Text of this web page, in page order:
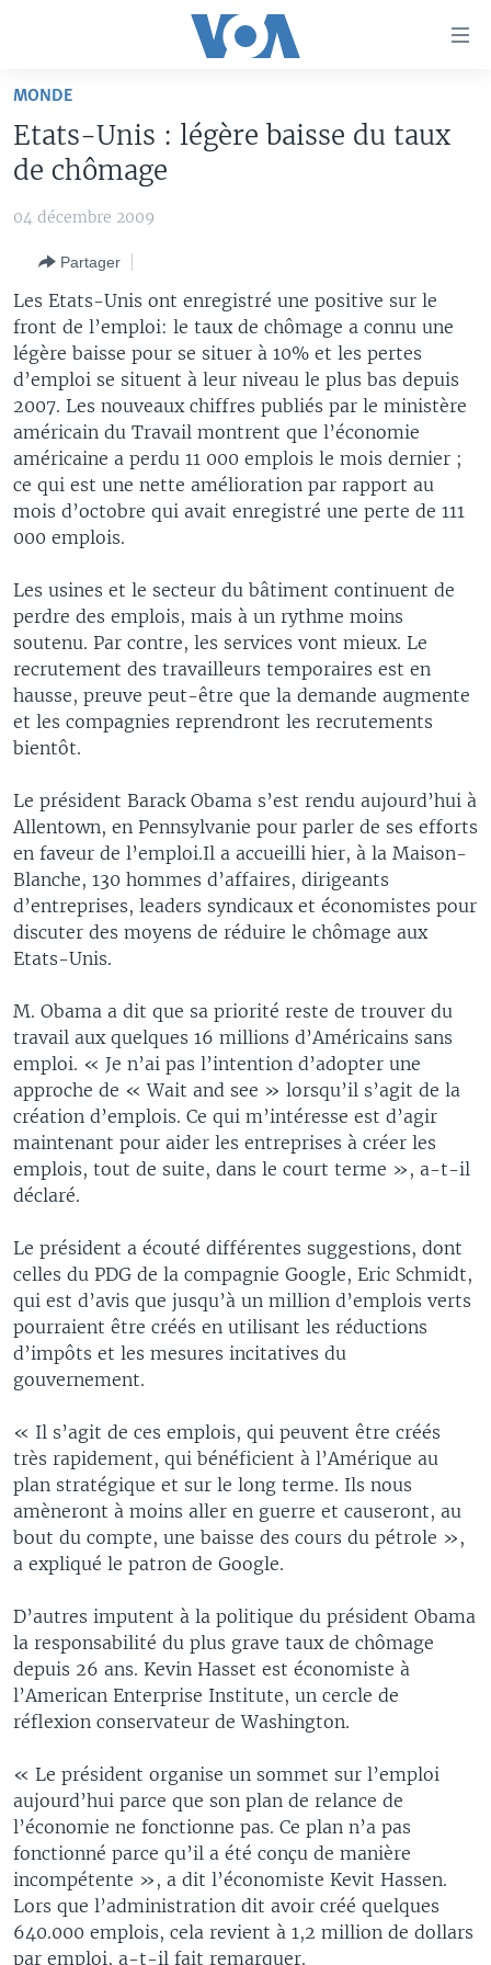
Retour
navigation
Retour
la
recherche
AFRIQUE
SPORT
TV
WASHINGTON FORUM
CORRESPONDANT VOA
FOCUS SAHEL
REPORTAGES
VOUS + NOUS
CARNET DE SANTÉ
À VOTRE AVIS
VOTRE SANTÉ VOTRE AVENIR
LE MONDE AU FÉMININ
L'AMÉRIQUE ET VOUS
DIALOGUE DES RELIGIONS
RM SHOW
BAMBARA
FULFULDE
LINGALA
SANGO
Apprenez L'anglais
SUIVEZ-NOUS
Langues
MONDE
Etats-Unis : légère baisse du taux
de chômage
04 décembre 2009
Partager
Les Etats-Unis ont enregistré une positive sur le
front de l’emploi: le taux de chômage a connu une
légère baisse pour se situer à 10% et les pertes
d’emploi se situent à leur niveau le plus bas depuis
2007. Les nouveaux chiffres publiés par le ministère
américain du Travail montrent que l’économie
américaine a perdu 11 000 emplois le mois dernier ;
ce qui est une nette amélioration par rapport au
mois d’octobre qui avait enregistré une perte de 111
000 emplois.
Les usines et le secteur du bâtiment continuent de
perdre des emplois, mais à un rythme moins
soutenu. Par contre, les services vont mieux. Le
recrutement des travailleurs temporaires est en
hausse, preuve peut-être que la demande augmente
et les compagnies reprendront les recrutements
bientôt.
Le président Barack Obama s’est rendu aujourd’hui à
Allentown, en Pennsylvanie pour parler de ses efforts
en faveur de l’emploi.Il a accueilli hier, à la Maison-
Blanche, 130 hommes d’affaires, dirigeants
d’entreprises, leaders syndicaux et économistes pour
discuter des moyens de réduire le chômage aux
Etats-Unis.
M. Obama a dit que sa priorité reste de trouver du
travail aux quelques 16 millions d’Américains sans
emploi. « Je n’ai pas l’intention d’adopter une
approche de « Wait and see » lorsqu’il s’agit de la
création d’emplois. Ce qui m’intéresse est d’agir
maintenant pour aider les entreprises à créer les
emplois, tout de suite, dans le court terme », a-t-il
déclaré.
Le président a écouté différentes suggestions, dont
celles du PDG de la compagnie Google, Eric Schmidt,
qui est d’avis que jusqu’à un million d’emplois verts
pourraient être créés en utilisant les réductions
d’impôts et les mesures incitatives du
gouvernement.
« Il s’agit de ces emplois, qui peuvent être créés
très rapidement, qui bénéficient à l’Amérique au
plan stratégique et sur le long terme. Ils nous
amèneront à moins aller en guerre et causeront, au
bout du compte, une baisse des cours du pétrole »,
a expliqué le patron de Google.
D’autres imputent à la politique du président Obama
la responsabilité du plus grave taux de chômage
depuis 26 ans. Kevin Hasset est économiste à
l’American Enterprise Institute, un cercle de
réflexion conservateur de Washington.
« Le président organise un sommet sur l’emploi
aujourd’hui parce que son plan de relance de
l’économie ne fonctionne pas. Ce plan n’a pas
fonctionné parce qu’il a été conçu de manière
incompétente », a dit l’économiste Kevit Hassen.
Lors que l’administration dit avoir créé quelques
640.000 emplois, cela revient à 1,2 million de dollars
par emploi, a-t-il fait remarquer.